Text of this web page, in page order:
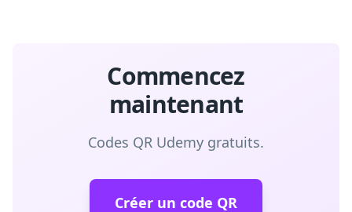
Commencez
maintenant
Codes QR Udemy gratuits.
Créer un code QR